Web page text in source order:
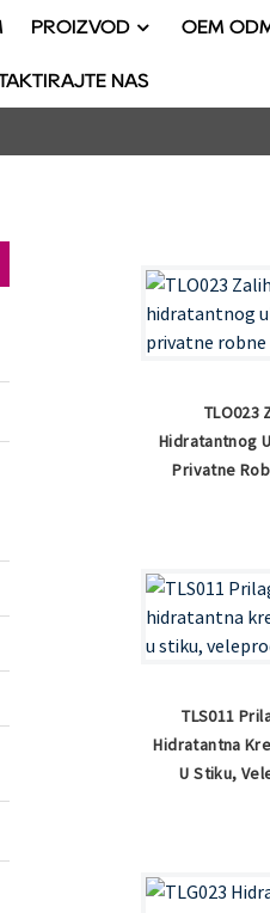
PROIZVOD OEM
NAS
TLO023
Hidratantnog
Privatne
TLS011
Hidratantna
U Stiku,